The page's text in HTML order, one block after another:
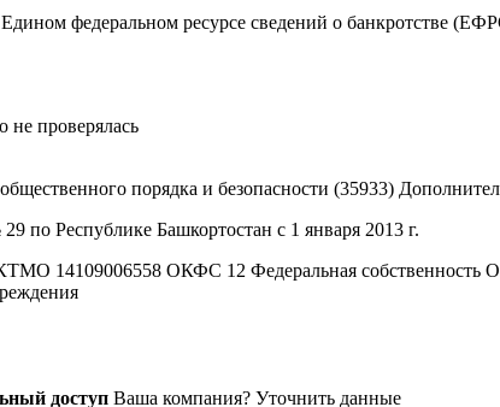
федеральном ресурсе сведений о банкротстве
проверялась
порядка и безопасности (35933)
Республике Башкортостан с 1 января 2013 г.
14109006558 ОКФС 12 Федеральная собственность
доступ Ваша компания? Уточнить данные